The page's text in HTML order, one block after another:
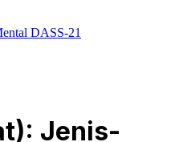
DASS-21
Jenis-